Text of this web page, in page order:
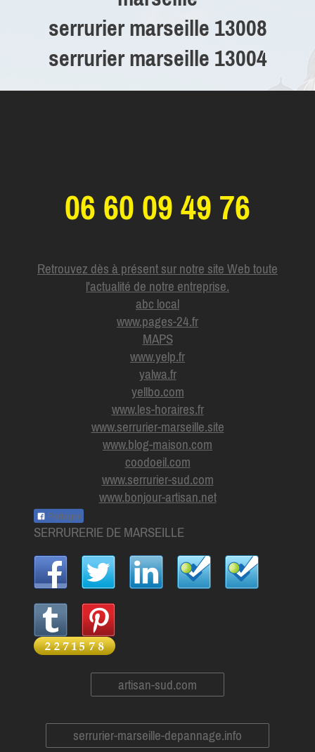
serrurier marseille 13008
serrurier marseille 13004
06 60 09 49 76
Retrouvez dès à présent sur notre site Web toute
l'actualité de notre entreprise.
abc local
www.pages-24.fr
MAPS
www.yelp.fr
yalwa.fr
yellbo.com
www.les-horaires.fr
www.serrurier-marseille.site
www.blog-maison.com
coodoeil.com
www.serrurier-sud.com
www.bonjour-artisan.net
Partager
SERRURERIE DE MARSEILLE
artisan-sud.com
serrurier-marseille-depannage.info